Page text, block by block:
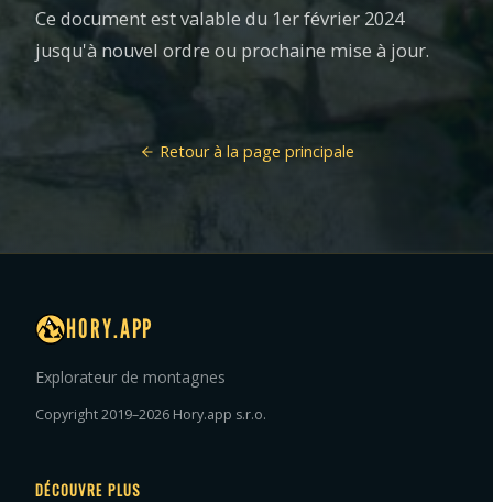
Ce document est valable du 1er février 2024
jusqu'à nouvel ordre ou prochaine mise à jour.
Retour à la page principale
HORY.APP
Explorateur de montagnes
Copyright 2019–2026 Hory.app s.r.o.
DÉCOUVRE PLUS